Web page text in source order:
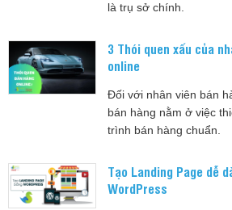
là trụ sở chính.
3 Thói quen xấu của
online
Đối với nhân viên bán
bán hàng nằm ở việc
trình bán hàng chuẩn.
Tạo Landing Page dễ
WordPress